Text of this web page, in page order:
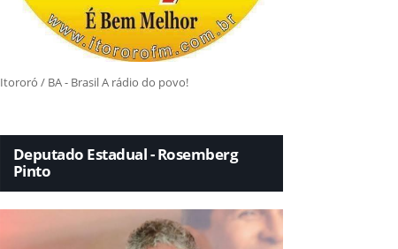
Itororó / BA - Brasil A rádio do povo!
Deputado Estadual - Rosemberg
Pinto